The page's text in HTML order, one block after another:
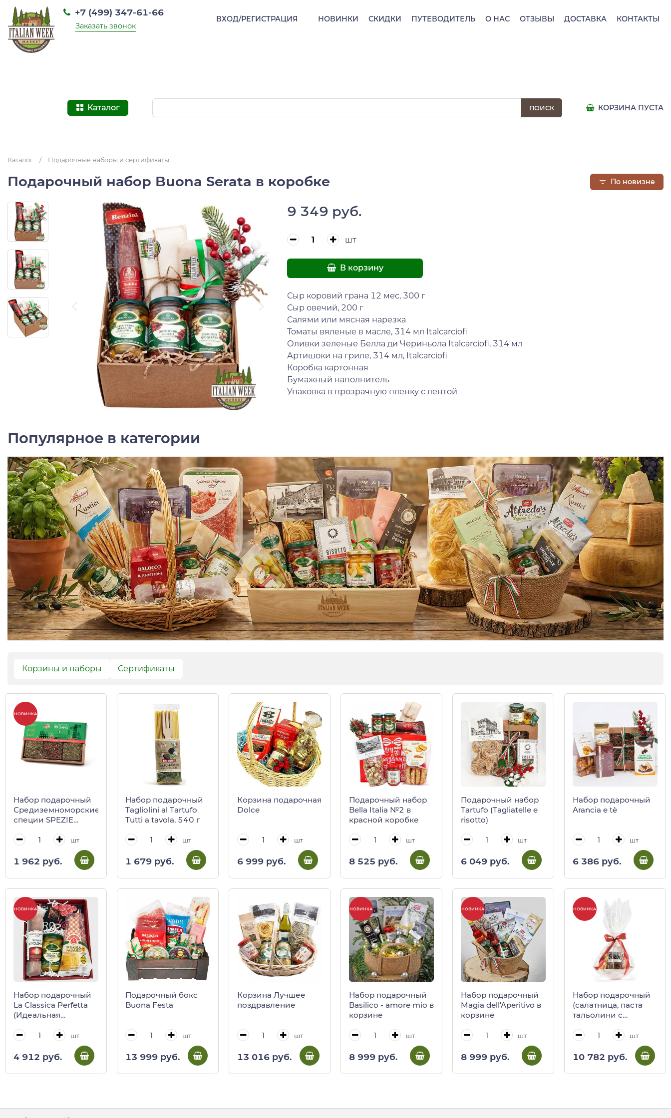
НОВИНКИ СКИДКИ ПУТЕВОДИТЕЛЬ О НАС ОТЗЫВЫ ДОСТАВКА КОНТАКТЫ
+7 (499) 347-61-66
Заказать звонок
ВХОД/РЕГИСТРАЦИЯ
Каталог КОРЗИНА ПУСТА
Каталог / Подарочные наборы и сертификаты
Подарочный набор Buona Serata в коробке
9 349 руб.
шт
В корзину
Сыр коровий грана 12 мес, 300 г
Сыр овечий, 200 г
Салями или мясная нарезка
Томаты вяленые в масле, 314 мл Italcarciofi
Оливки зеленые Белла ди Чериньола Italcarciofi, 314 мл
Артишоки на гриле, 314 мл, Italcarciofi
Коробка картонная
Бумажный наполнитель
Упаковка в прозрачную пленку с лентой
Популярное в категории
По новизне
Корзины и наборы Сертификаты
НОВИНКА
Набор подарочный
Средиземноморские
специи SPEZIE
Antico Pastificioшт
1 962 руб.
Набор подарочный
Tagliolini al Tartufo
Tutti a tavola, 540 г
шт
1 679 руб.
Корзина подарочная
Dolce
шт
6 999 руб.
Подарочный набор
Bella Italia №2 в
красной коробке
шт
8 525 руб.
Подарочный набор
Tartufo (Tagliatelle e
risotto)
шт
6 049 руб.
Набор подарочный
Arancia e tè
шт
6 386 руб.
НОВИНКА
Набор подарочный
La Classica Perfetta
(Идеальная
шт
4 912 руб.
Подарочный бокс
Buona Festa
шт
13 999 руб.
Корзина Лучшее
поздравление
шт
13 016 руб.
НОВИНКА
Набор подарочный
Basilico - amore mio в
корзине
шт
8 999 руб.
НОВИНКА
Набор подарочный
Magia dell'Aperitivo в
корзине
шт
8 999 руб.
НОВИНКА
Набор подарочный
(салатница, паста
тальолини с
спагеттата с
тальятелле яичная)
шт
10 782 руб.